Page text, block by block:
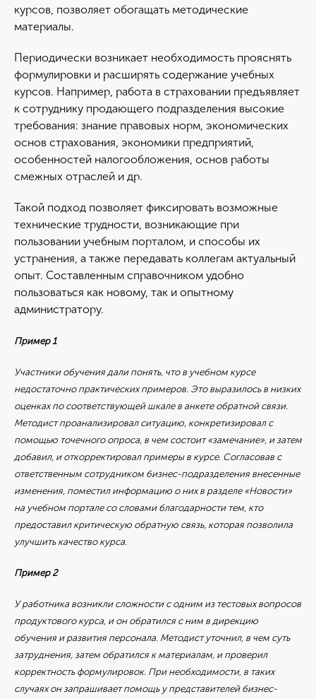
курсов, позволяет обогащать методические
материалы.
Периодически возникает необходимость прояснять
формулировки и расширять содержание учебных
курсов. Например, работа в страховании предъявляет
к сотруднику продающего подразделения высокие
требования: знание правовых норм, экономических
основ страхования, экономики предприятий,
особенностей налогообложения, основ работы
смежных отраслей и др.
Такой подход позволяет фиксировать возможные
технические трудности, возникающие при
пользовании учебным порталом, и способы их
устранения, а также передавать коллегам актуальный
опыт. Составленным справочником удобно
пользоваться как новому, так и опытному
администратору.
Пример 1
Участники обучения дали понять, что в учебном курсе
недостаточно практических примеров. Это выразилось в низких
оценках по соответствующей шкале в анкете обратной связи.
Методист проанализировал ситуацию, конкретизировал с
помощью точечного опроса, в чем состоит «замечание», и затем
добавил, и откорректировал примеры в курсе. Согласовав с
ответственным сотрудником бизнес-подразделения внесенные
изменения, поместил информацию о них в разделе «Новости»
на учебном портале со словами благодарности тем, кто
предоставил критическую обратную связь, которая позволила
улучшить качество курса.
Пример 2
У работника возникли сложности с одним из тестовых вопросов
продуктового курса, и он обратился с ним в дирекцию
обучения и развития персонала. Методист уточнил, в чем суть
затруднения, затем обратился к материалам, и проверил
корректность формулировок. При необходимости, в таких
случаях он запрашивает помощь у представителей бизнес-